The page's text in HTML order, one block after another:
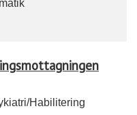
Habilitering